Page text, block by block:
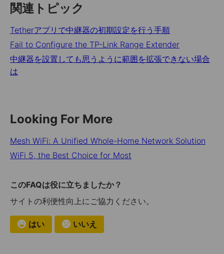
関連トピック
Tetherアプリで中継器の初期設定を行う手順
Fail to Configure the TP-Link Range Extender
中継器を設置しても思うように範囲を拡張できない場合
は
Looking For More
Mesh WiFi: A Unified Whole-Home Network Solution
WiFi 5, the Best Choice for Most
このFAQは役に立ちましたか？
サイトの利便性向上にご協力ください。
はい いいえ